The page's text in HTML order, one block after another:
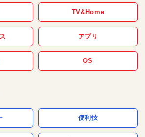
TV&Home
アプリ
OS
便利技